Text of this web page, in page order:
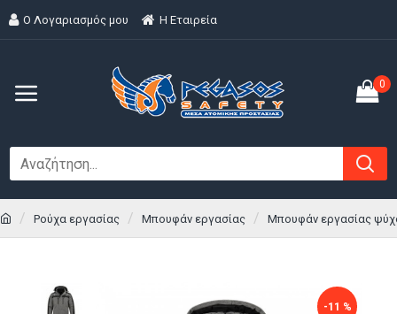
Ο Λογαριασμός μου H Εταιρεία
0
Ρούχα εργασίας Μπουφάν εργασίας Μπουφάν εργασίας
-11 %